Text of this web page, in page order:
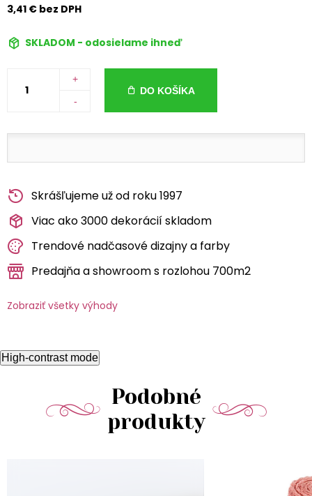
3,41 € bez DPH
SKLADOM - odosielame ihneď
+
-
DO KOŠÍKA
Skrášľujeme už od roku 1997
Viac ako 3000 dekorácií skladom
Trendové nadčasové dizajny a farby
Predajňa a showroom s rozlohou 700m2
Zobraziť všetky výhody
High-contrast mode
Podobné
produkty